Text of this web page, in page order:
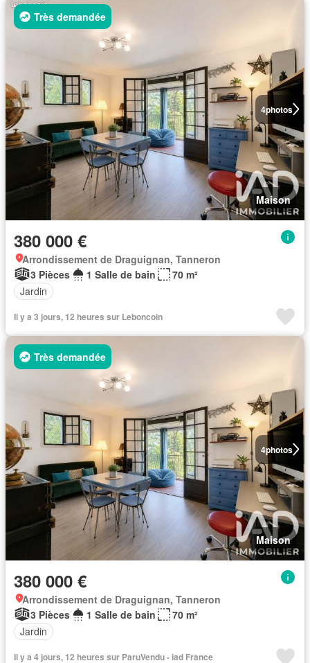
4photos
Très demandée
Maison
380 000 €
Arrondissement de Draguignan, Tanneron
3 Pièces
1 Salle de bain
70 m²
Jardin
Il y a 3 jours, 12 heures sur Leboncoin
4photos
Très demandée
Maison
380 000 €
Arrondissement de Draguignan, Tanneron
3 Pièces
1 Salle de bain
70 m²
Jardin
Il y a 4 jours, 12 heures sur ParuVendu - iad France